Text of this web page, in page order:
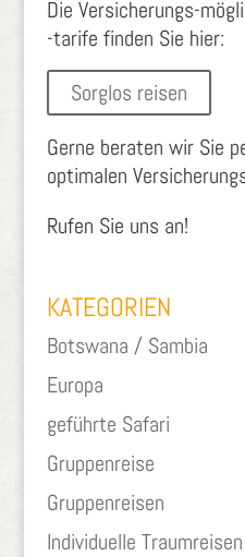
Die Versicherungs-
-tarife finden Sie hier:
Sorglos reisen
Gerne beraten wir Sie
optimalen
Rufen Sie uns an!
KATEGORIEN
Botswana / Sambia
Europa
geführte Safari
Gruppenreise
Gruppenreisen
Individuelle Traumreisen